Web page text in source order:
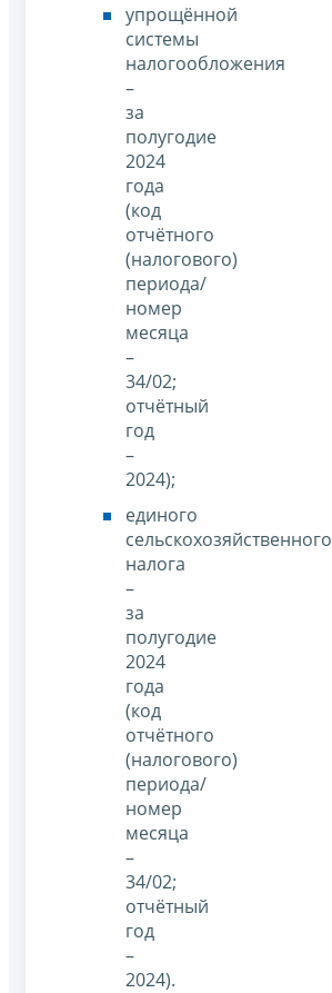
упрощённой
системы
налогообложения
–
за
полугодие
2024
года
(код
отчётного
(налогового)
периода/
номер
месяца
–
34/02;
отчётный
год
–
2024);
единого
сельскохозяйственного
налога
–
за
полугодие
2024
года
(код
отчётного
(налогового)
периода/
номер
месяца
–
34/02;
отчётный
год
–
2024).